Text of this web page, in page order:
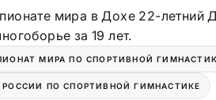
мира в Дохе 22-летний
за 19 лет.
МИРА ПО СПОРТИВНОЙ
ПО СПОРТИВНОЙ ГИМНАСТИКЕ